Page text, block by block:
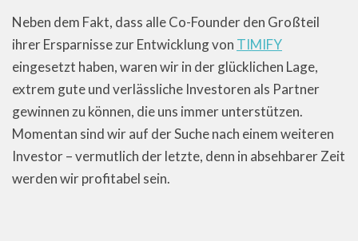
Neben dem Fakt, dass alle Co-Founder den Großteil
ihrer Ersparnisse zur Entwicklung von TIMIFY
eingesetzt haben, waren wir in der glücklichen Lage,
extrem gute und verlässliche Investoren als Partner
gewinnen zu können, die uns immer unterstützen.
Momentan sind wir auf der Suche nach einem weiteren
Investor – vermutlich der letzte, denn in absehbarer Zeit
werden wir profitabel sein.